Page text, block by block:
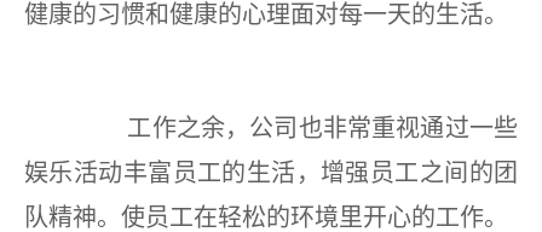
健康的习惯和健康的心理面对每一天的生活。
工作之余，公司也非常重视通过一些
娱乐活动丰富员工的生活，增强员工之间的团
队精神。使员工在轻松的环境里开心的工作。